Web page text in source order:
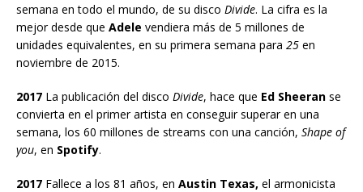
semana en todo el mundo, de su disco Divide. La cifra es la
mejor desde que Adele vendiera más de 5 millones de
unidades equivalentes, en su primera semana para 25 en
noviembre de 2015.
2017 La publicación del disco Divide, hace que Ed Sheeran se
convierta en el primer artista en conseguir superar en una
semana, los 60 millones de streams con una canción, Shape of
you, en Spotify.
2017 Fallece a los 81 años, en Austin Texas, el armonicista